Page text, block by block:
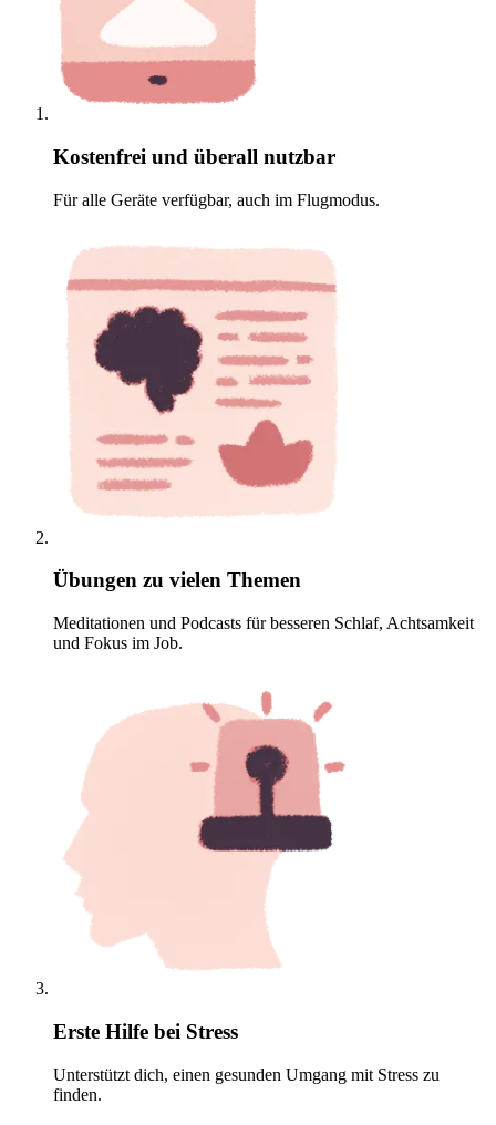
Kostenfrei und überall nutzbar
Für alle Geräte verfügbar, auch im Flugmodus.
Übungen zu vielen Themen
Meditationen und Podcasts für besseren Schlaf, Achtsamkeit
und Fokus im Job.
Erste Hilfe bei Stress
Unterstützt dich, einen gesunden Umgang mit Stress zu
finden.